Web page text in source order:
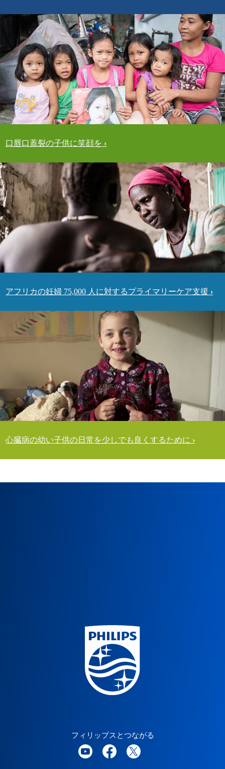
口唇口蓋裂の子供に笑顔を
アフリカの妊婦 75,000 人に対するプライマリーケア支援
心臓病の幼い子供の日常を少しでも良くするために
フィリップスとつながる